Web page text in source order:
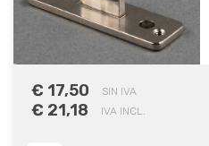
€ 17,50 SIN IVA
€ 21,18 IVA INCL.